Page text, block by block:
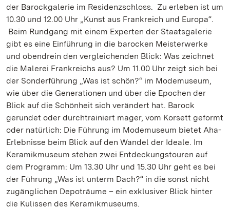
der Barockgalerie im Residenzschloss. Zu erleben ist um
10.30 und 12.00 Uhr „Kunst aus Frankreich und Europa“.
Beim Rundgang mit einem Experten der Staatsgalerie
gibt es eine Einführung in die barocken Meisterwerke
und obendrein den vergleichenden Blick: Was zeichnet
die Malerei Frankreichs aus? Um 11.00 Uhr zeigt sich bei
der Sonderführung „Was ist schön?“ im Modemuseum,
wie über die Generationen und über die Epochen der
Blick auf die Schönheit sich verändert hat. Barock
gerundet oder durchtrainiert mager, vom Korsett geformt
oder natürlich: Die Führung im Modemuseum bietet Aha-
Erlebnisse beim Blick auf den Wandel der Ideale. Im
Keramikmuseum stehen zwei Entdeckungstouren auf
dem Programm: Um 13.30 Uhr und 15.30 Uhr geht es bei
der Führung „Was ist unterm Dach?“ in die sonst nicht
zugänglichen Depoträume – ein exklusiver Blick hinter
die Kulissen des Keramikmuseums.